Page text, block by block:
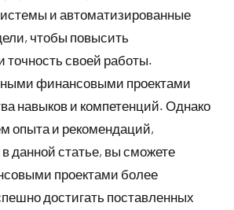
и автоматизированные
чтобы повысить
точность своей работы.
финансовыми проектами
навыков и компетенций. Однако
опыта и рекомендаций,
данной статье, вы сможете
проектами более
достигать поставленных